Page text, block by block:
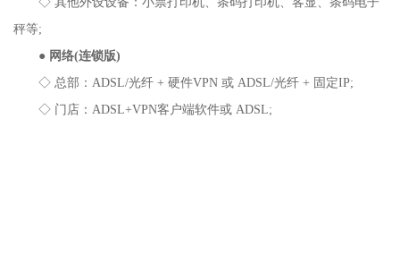
秤等;
● 网络(连锁版)
◇ 总部：ADSL/光纤 + 硬件VPN 或 ADSL/光纤 + 固定IP;
◇ 门店：ADSL+VPN客户端软件或 ADSL;